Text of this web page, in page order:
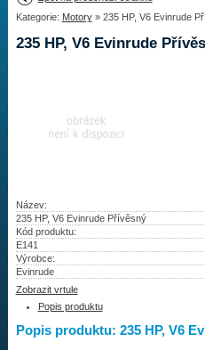
Provedení:
Výrobce:
Najít vrtuli
Vrtule
Redukční pouzdra XHS
Kontakty
Aktuality
Kategorie: Motory» 235 HP, V6 Evinrude
235 HP, V6 Evinrude
Název:
235 HP, V6 Evinrude Přívěsný
Kód produktu:
E141
Výrobce:
Evinrude
Zobrazit vrtule
Popis produktu
Popis produktu: 235 HP, V6